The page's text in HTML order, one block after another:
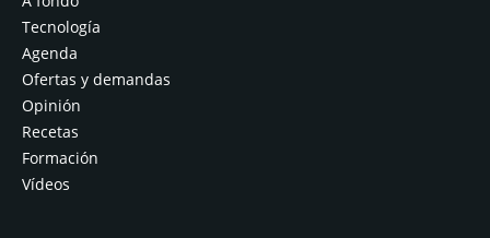
Tecnología
Agenda
Ofertas y demandas
Opinión
Recetas
Formación
Vídeos